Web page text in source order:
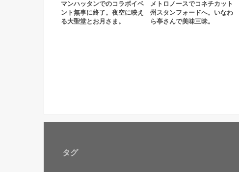
マンハッタンでのコラボイベ
ント無事に終了。夜空に映え
る大聖堂とお月さま。
メトロノースでコネチカット
州スタンフォードへ。いなわ
ら亭さんで美味三昧。
タグ